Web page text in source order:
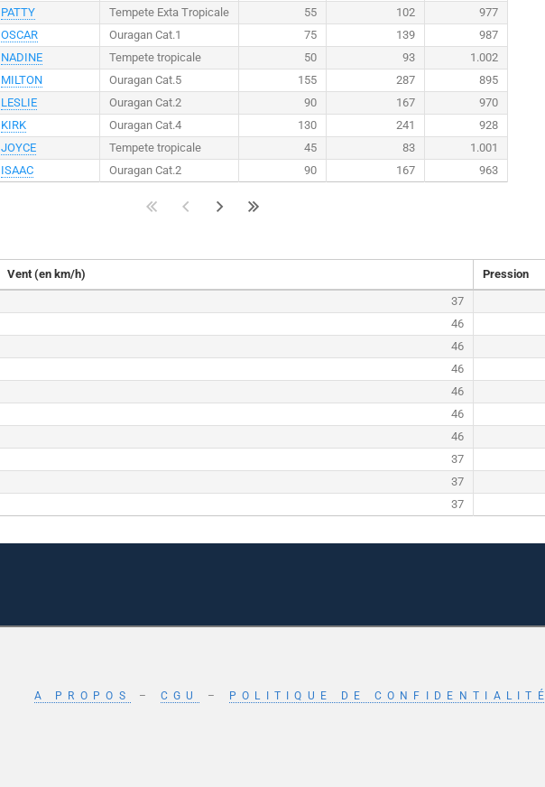
PATTY Tempete Exta Tropicale 55 102
977
OSCAR Ouragan Cat.1 75 139
987
NADINE Tempete tropicale 50 93
1.002
MILTON Ouragan Cat.5 155 287
895
LESLIE Ouragan Cat.2 90 167
970
KIRK Ouragan Cat.4 130 241
928
JOYCE Tempete tropicale 45 83
1.001
ISAAC Ouragan Cat.2 90 167 963
Vent (en km/h)
Pression
37
46
46
46
46
46
46
37
37
37
A PROPOS – CGU – POLITIQUE DE CONFIDENTIALITÉ